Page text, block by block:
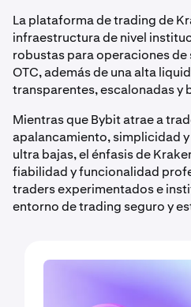
La plataforma de trading de
infraestructura de nivel
robustas para operaciones
OTC, además de una alta
transparentes, escalonadas y
Mientras que Bybit atrae a
apalancamiento, simplicidad
ultra bajas, el énfasis de
fiabilidad y funcionalidad
traders experimentados e
entorno de trading seguro y